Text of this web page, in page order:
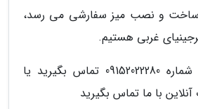
ساخت و نصب میز سفارشی می رسد،
غربی هستیم.
اگر سوالی دارید، با شماره 09152022280 تماس بگیرید یا
با ما تماس بگیرید